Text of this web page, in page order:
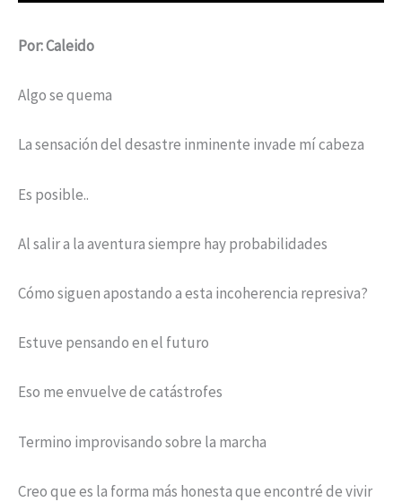
Por: Caleido
Algo se quema
La sensación del desastre inminente invade mí cabeza
Es posible..
Al salir a la aventura siempre hay probabilidades
Cómo siguen apostando a esta incoherencia represiva?
Estuve pensando en el futuro
Eso me envuelve de catástrofes
Termino improvisando sobre la marcha
Creo que es la forma más honesta que encontré de vivir